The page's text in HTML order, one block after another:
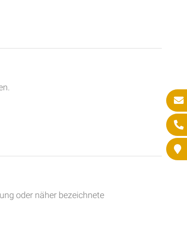
oder näher bezeichnete